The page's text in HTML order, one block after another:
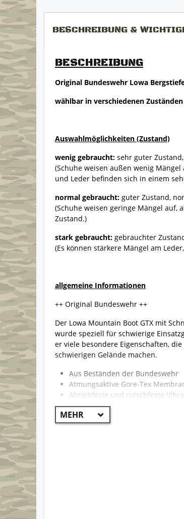
BESCHREIBUNG &
BESCHREIBUNG
Original Bundeswehr Lowa
wählbar in verschiedenen
Auswahlmöglichkeiten (Zustand)
wenig gebraucht: sehr guter
(Schuhe weisen außen wenig
und Leder befinden sich in einem
normal gebraucht: guter Zustand,
(Schuhe weisen geringe Mängel
Zustand.)
stark gebraucht: gebrauchter
(Es können stärkere Mängel am
allgemeine Informationen
++ Original Bundeswehr ++
Der Lowa Mountain Boot GTX mit
wurde speziell für schwierige
er viele besondere Eigenschaften,
schwierigen Gelände machen.
Aus Beständen der Bundeswehr
Atmungsaktive Gore-Tex
Abriebfeste und rutschfeste
Zwei-Zonen Schnellschnürsystem
Hohe Gelenkstabilität
Brems-, Abstoß- und